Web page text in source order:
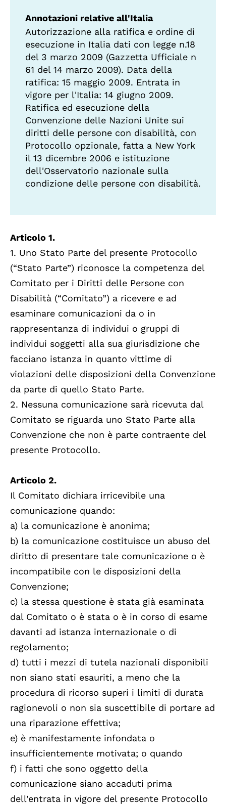
Annotazioni relative all'Italia
Autorizzazione alla ratifica e ordine di
esecuzione in Italia dati con legge n.18
del 3 marzo 2009 (Gazzetta Ufficiale n
61 del 14 marzo 2009). Data della
ratifica: 15 maggio 2009. Entrata in
vigore per l'Italia: 14 giugno 2009.
Ratifica ed esecuzione della
Convenzione delle Nazioni Unite sui
diritti delle persone con disabilità, con
Protocollo opzionale, fatta a New York
il 13 dicembre 2006 e istituzione
dell'Osservatorio nazionale sulla
condizione delle persone con disabilità.
Articolo 1.
1. Uno Stato Parte del presente Protocollo
(“Stato Parte”) riconosce la competenza del
Comitato per i Diritti delle Persone con
Disabilità (“Comitato”) a ricevere e ad
esaminare comunicazioni da o in
rappresentanza di individui o gruppi di
individui soggetti alla sua giurisdizione che
facciano istanza in quanto vittime di
violazioni delle disposizioni della Convenzione
da parte di quello Stato Parte.
2. Nessuna comunicazione sarà ricevuta dal
Comitato se riguarda uno Stato Parte alla
Convenzione che non è parte contraente del
presente Protocollo.
Articolo 2.
Il Comitato dichiara irricevibile una
comunicazione quando:
a) la comunicazione è anonima;
b) la comunicazione costituisce un abuso del
diritto di presentare tale comunicazione o è
incompatibile con le disposizioni della
Convenzione;
c) la stessa questione è stata già esaminata
dal Comitato o è stata o è in corso di esame
davanti ad istanza internazionale o di
regolamento;
d) tutti i mezzi di tutela nazionali disponibili
non siano stati esauriti, a meno che la
procedura di ricorso superi i limiti di durata
ragionevoli o non sia suscettibile di portare ad
una riparazione effettiva;
e) è manifestamente infondata o
insufficientemente motivata; o quando
f) i fatti che sono oggetto della
comunicazione siano accaduti prima
dell’entrata in vigore del presente Protocollo